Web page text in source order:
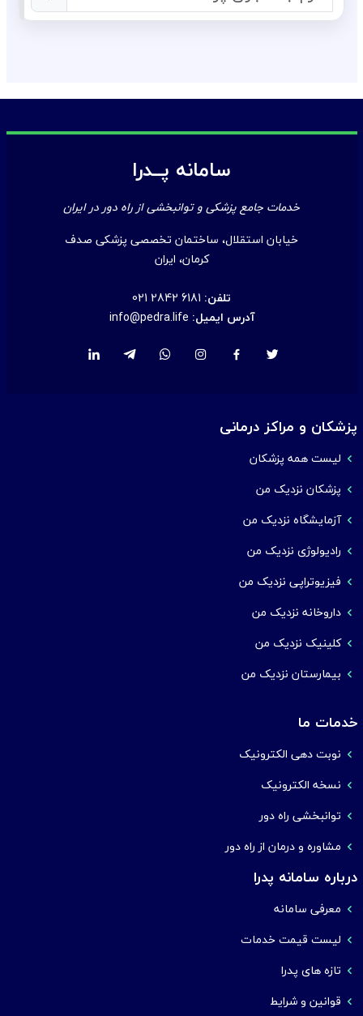
سامانه پــدرا
خدمات جامع پزشکی و توانبخشی از راه دور در ایران
خیابان استقلال، ساختمان تخصصی پزشکی صدف
کرمان، ایران
تلفن: 021 2842 6181
آدرس ایمیل: info@pedra.life
پزشکان و مراکز درمانی
لیست همه پزشکان
پزشکان نزدیک من
آزمایشگاه نزدیک من
رادیولوژی نزدیک من
فیزیوتراپی نزدیک من
داروخانه نزدیک من
کلینیک نزدیک من
بیمارستان نزدیک من
خدمات ما
نوبت دهی الکترونیک
نسخه الکترونیک
توانبخشی راه دور
مشاوره و درمان از راه دور
درباره سامانه پدرا
معرفی سامانه
لیست قیمت خدمات
تازه های پدرا
قوانین و شرایط